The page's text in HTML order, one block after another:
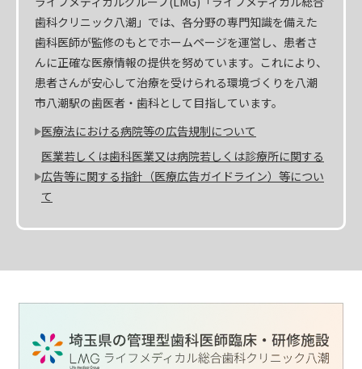
歯科クリニック八潮」では、各分野の専門知識を備えた
歯科医師が監修のもとでホームページを運営し、患者さ
んに正確な医療情報の提供を努めています。これにより、
患者さんが安心して治療を受けられる環境づくりを八潮
市八潮駅の歯医者・歯科として目指しています。
医療法における病院等の広告規制について
医業若しくは歯科医業又は病院若しくは診療所に関する
広告等に関する指針（医療広告ガイドライン）等につい
て